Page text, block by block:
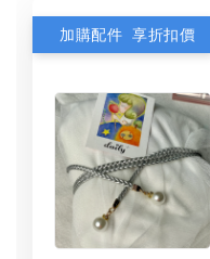
加購配件 享折扣價